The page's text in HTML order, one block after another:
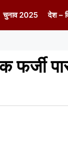
चुनाव 2025 देश –